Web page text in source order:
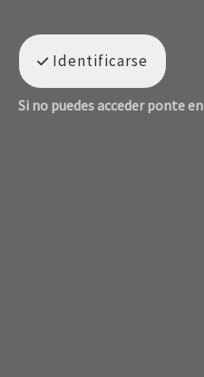
Identificarse
Si no puedes acceder ponte en